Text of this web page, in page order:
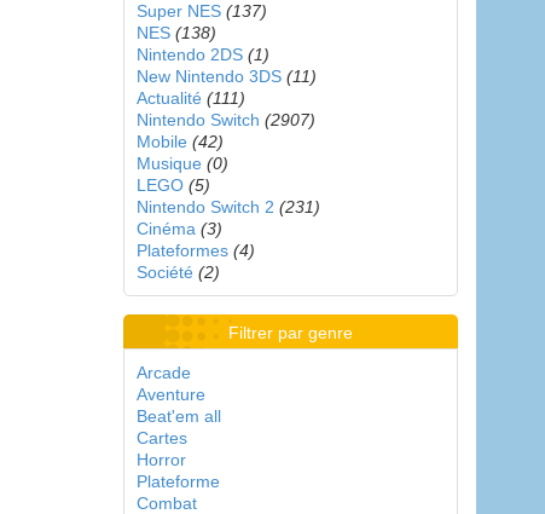
Super NES (137)
NES (138)
Nintendo 2DS (1)
New Nintendo 3DS (11)
Actualité (111)
Nintendo Switch (2907)
Mobile (42)
Musique (0)
LEGO (5)
Nintendo Switch 2 (231)
Cinéma (3)
Plateformes (4)
Société (2)
Filtrer par genre
Arcade
Aventure
Beat'em all
Cartes
Horror
Plateforme
Combat